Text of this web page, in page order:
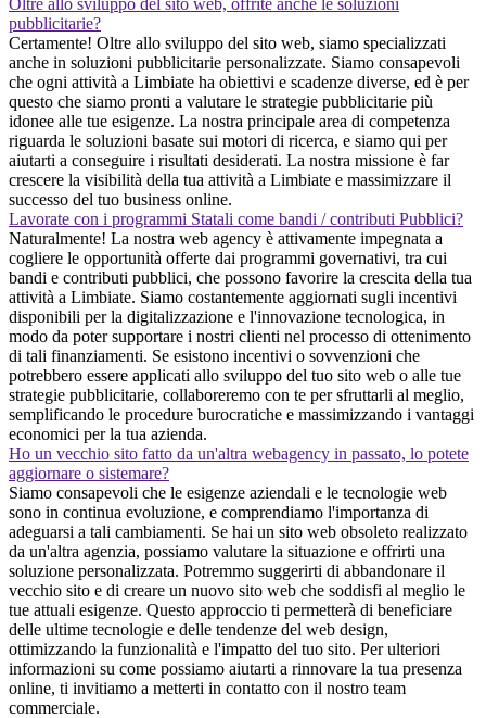
Oltre allo sviluppo del sito web, offrite anche le soluzioni
pubblicitarie?
Certamente! Oltre allo sviluppo del sito web, siamo specializzati
anche in soluzioni pubblicitarie personalizzate. Siamo consapevoli
che ogni attività a Limbiate ha obiettivi e scadenze diverse, ed è per
questo che siamo pronti a valutare le strategie pubblicitarie più
idonee alle tue esigenze. La nostra principale area di competenza
riguarda le soluzioni basate sui motori di ricerca, e siamo qui per
aiutarti a conseguire i risultati desiderati. La nostra missione è far
crescere la visibilità della tua attività a Limbiate e massimizzare il
successo del tuo business online.
Lavorate con i programmi Statali come bandi / contributi Pubblici?
Naturalmente! La nostra web agency è attivamente impegnata a
cogliere le opportunità offerte dai programmi governativi, tra cui
bandi e contributi pubblici, che possono favorire la crescita della tua
attività a Limbiate. Siamo costantemente aggiornati sugli incentivi
disponibili per la digitalizzazione e l'innovazione tecnologica, in
modo da poter supportare i nostri clienti nel processo di ottenimento
di tali finanziamenti. Se esistono incentivi o sovvenzioni che
potrebbero essere applicati allo sviluppo del tuo sito web o alle tue
strategie pubblicitarie, collaboreremo con te per sfruttarli al meglio,
semplificando le procedure burocratiche e massimizzando i vantaggi
economici per la tua azienda.
Ho un vecchio sito fatto da un'altra webagency in passato, lo potete
aggiornare o sistemare?
Siamo consapevoli che le esigenze aziendali e le tecnologie web
sono in continua evoluzione, e comprendiamo l'importanza di
adeguarsi a tali cambiamenti. Se hai un sito web obsoleto realizzato
da un'altra agenzia, possiamo valutare la situazione e offrirti una
soluzione personalizzata. Potremmo suggerirti di abbandonare il
vecchio sito e di creare un nuovo sito web che soddisfi al meglio le
tue attuali esigenze. Questo approccio ti permetterà di beneficiare
delle ultime tecnologie e delle tendenze del web design,
ottimizzando la funzionalità e l'impatto del tuo sito. Per ulteriori
informazioni su come possiamo aiutarti a rinnovare la tua presenza
online, ti invitiamo a metterti in contatto con il nostro team
commerciale.